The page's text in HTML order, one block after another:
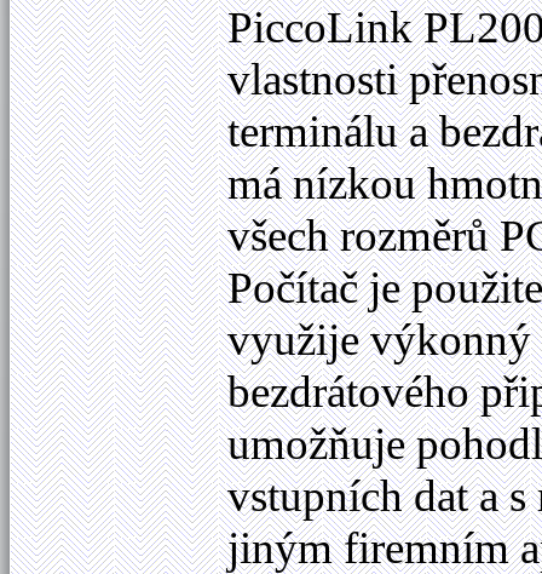
PiccoLink
vlastnosti
terminálu a
má nízkou
všech rozměrů
Počítač je
využije výkonný
bezdrátového
umožňuje
vstupních dat a
jiným firemním